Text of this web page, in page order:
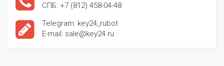
СПБ: +7 (812) 458-04-48
Telegram: key24_rubot
E-mail: sale@key24.ru